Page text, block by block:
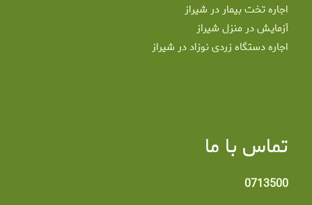
اجاره تخت بیمار در شیراز
آزمایش در منزل شیراز
اجاره دستگاه زردی نوزاد در شیراز
تماس با ما
0713500